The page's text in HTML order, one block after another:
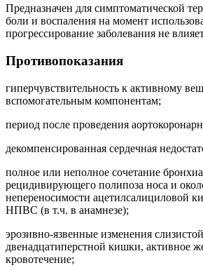
Предназначен для симптоматической
боли и воспаления на момент
прогрессирование заболевания не
Противопоказания
гиперчувствительность к активному
вспомогательным компонентам;
период после проведения
декомпенсированная сердечная
полное или неполное сочетание
рецидивирующего полипоза носа и
непереносимости ацетилсалициловой
НПВС (в т.ч. в анамнезе);
эрозивно-язвенные изменения
двенадцатиперстной кишки, активное
кровотечение;